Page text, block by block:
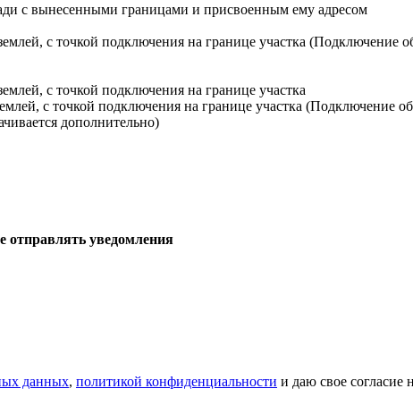
с вынесенными границами и присвоенным ему адресом
с точкой подключения на границе участка (Подключение
с точкой подключения на границе участка
с точкой подключения на границе участка (Подключение
дополнительно)
отправлять уведомления
данных, политикой конфиденциальности и даю свое согласие